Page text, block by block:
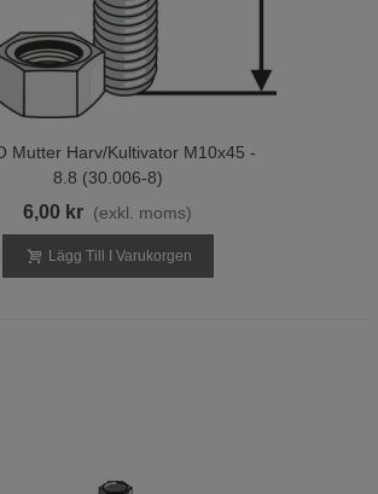
Mutter Harv/Kultivator M10x45 -
8.8 (30.006-8)
6,00 kr (exkl. moms)
Lägg Till I Varukorgen